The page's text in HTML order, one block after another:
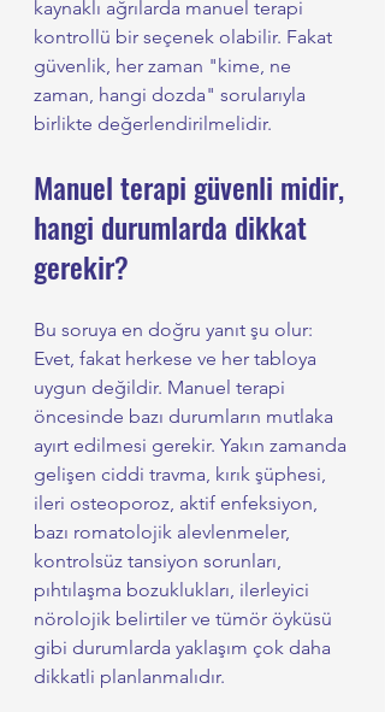
kaynaklı ağrılarda manuel terapi
kontrollü bir seçenek olabilir. Fakat
güvenlik, her zaman "kime, ne
zaman, hangi dozda" sorularıyla
birlikte değerlendirilmelidir.
Manuel terapi güvenli midir,
hangi durumlarda dikkat
gerekir?
Bu soruya en doğru yanıt şu olur:
Evet, fakat herkese ve her tabloya
uygun değildir. Manuel terapi
öncesinde bazı durumların mutlaka
ayırt edilmesi gerekir. Yakın zamanda
gelişen ciddi travma, kırık şüphesi,
ileri osteoporoz, aktif enfeksiyon,
bazı romatolojik alevlenmeler,
kontrolsüz tansiyon sorunları,
pıhtılaşma bozuklukları, ilerleyici
nörolojik belirtiler ve tümör öyküsü
gibi durumlarda yaklaşım çok daha
dikkatli planlanmalıdır.